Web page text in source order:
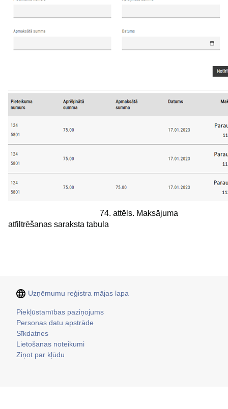
74. attēls. Maksājuma
atfiltrēšanas saraksta tabula
Uzņēmumu reģistra mājas lapa
Kājene
Piekļūstamības paziņojums
Personas datu apstrāde
Sīkdatnes
Lietošanas noteikumi
Ziņot par kļūdu